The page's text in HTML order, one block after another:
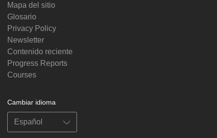
Mapa del sitio
Glosario
Privacy Policy
Newsletter
Contenido reciente
Progress Reports
Courses
Cambiar idioma